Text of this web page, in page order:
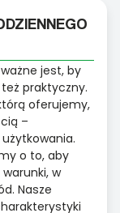
jest, by
też praktyczny.
oferujemy,
–
o to, aby
w
Nasze